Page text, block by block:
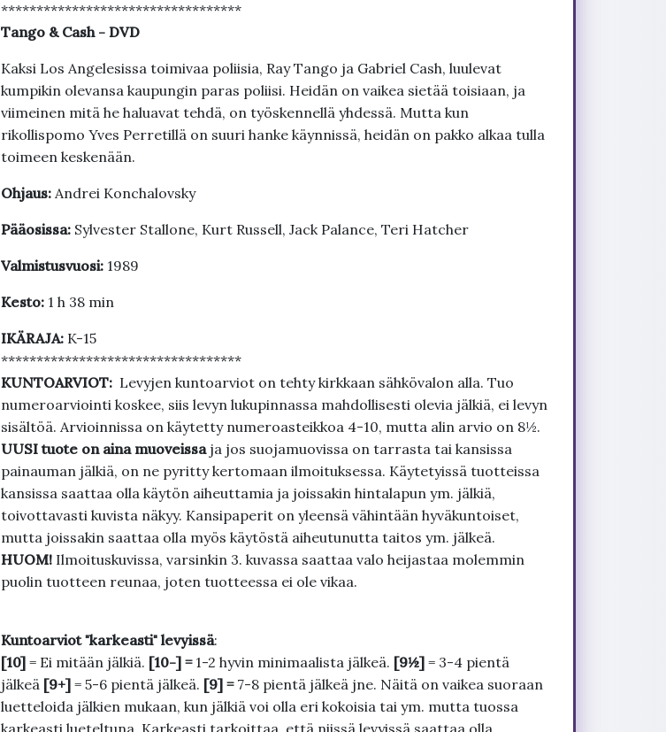
**********************************
Tango & Cash - DVD
Kaksi Los Angelesissa toimivaa poliisia, Ray Tango ja Gabriel Cash, luulevat
kumpikin olevansa kaupungin paras poliisi. Heidän on vaikea sietää toisiaan, ja
viimeinen mitä he haluavat tehdä, on työskennellä yhdessä. Mutta kun
rikollispomo Yves Perretillä on suuri hanke käynnissä, heidän on pakko alkaa tulla
toimeen keskenään.
Ohjaus: Andrei Konchalovsky
Pääosissa: Sylvester Stallone, Kurt Russell, Jack Palance, Teri Hatcher
Valmistusvuosi:1989
Kesto: 1 h 38 min
IKÄRAJA:K-15
**********************************
KUNTOARVIOT: Levyjen kuntoarviot on tehty kirkkaan sähkövalon alla. Tuo
numeroarviointi koskee, siis levyn lukupinnassa mahdollisesti olevia jälkiä, ei levyn
sisältöä. Arvioinnissa on käytetty numeroasteikkoa 4-10, mutta alin arvio on 8½.
UUSI tuote on aina muoveissa ja jos suojamuovissa on tarrasta tai kansissa
painauman jälkiä, on ne pyritty kertomaan ilmoituksessa. Käytetyissä tuotteissa
kansissa saattaa olla käytön aiheuttamia ja joissakin hintalapun ym. jälkiä,
toivottavasti kuvista näkyy. Kansipaperit on yleensä vähintään hyväkuntoiset,
mutta joissakin saattaa olla myös käytöstä aiheutunutta taitos ym. jälkeä.
HUOM!Ilmoituskuvissa, varsinkin 3. kuvassa saattaa valo heijastaa molemmin
puolin tuotteen reunaa, joten tuotteessa ei ole vikaa.
Kuntoarviot "karkeasti" levyissä:
[10]= Ei mitään jälkiä. [10-] = 1-2 hyvin minimaalista jälkeä. [9½]= 3-4 pientä
jälkeä [9+]= 5-6 pientä jälkeä. [9] = 7-8 pientä jälkeä jne. Näitä on vaikea suoraan
luetteloida jälkien mukaan, kun jälkiä voi olla eri kokoisia tai ym. mutta tuossa
karkeasti lueteltuna. Karkeasti tarkoittaa, että niissä levyissä saattaa olla